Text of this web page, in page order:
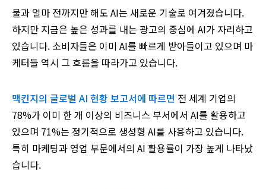
불과 얼마 전까지만 해도 AI는 새로운 기술로 여겨졌습니다.
하지만 지금은 높은 성과를 내는 광고의 중심에 AI가 자리하고
있습니다. 소비자들은 이미 AI를 빠르게 받아들이고 있으며 마
케터들 역시 그 흐름을 따라가고 있습니다.
맥킨지의 글로벌 AI 현황 보고서에 따르면 전 세계 기업의
78%가 이미 한 개 이상의 비즈니스 부서에서 AI를 활용하고
있으며 71%는 정기적으로 생성형 AI를 사용하고 있습니다.
특히 마케팅과 영업 부문에서의 AI 활용률이 가장 높게 나타났
습니다.